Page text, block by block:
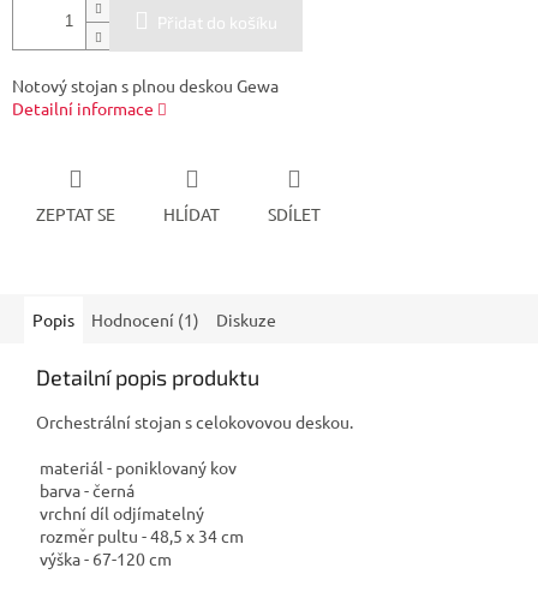
Přidat do košíku
Notový stojan s plnou deskou Gewa
Detailní informace
ZEPTAT SE HLÍDAT SDÍLET
Popis Hodnocení (1) Diskuze
Detailní popis produktu
Orchestrální stojan s celokovovou deskou.
materiál - poniklovaný kov
barva - černá
vrchní díl odjímatelný
rozměr pultu - 48,5 x 34 cm
výška - 67-120 cm